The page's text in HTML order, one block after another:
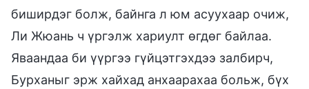
биширдэг болж, байнга л юм асуухаар очиж,
Ли Жюань ч үргэлж хариулт өгдөг байлаа.
Яваандаа би үүргээ гүйцэтгэхдээ залбирч,
Бурханыг эрж хайхад анхаарахаа больж, бүх